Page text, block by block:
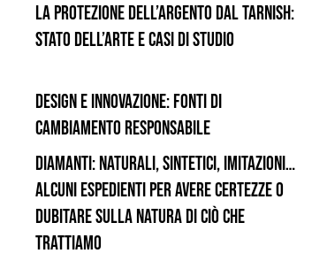
La protezione dell’argento dal tarnish:
stato dell’arte e casi di studio
Design e innovazione: fonti di
cambiamento responsabile
Diamanti: naturali, sintetici, imitazioni…
Alcuni espedienti per avere certezze o
dubitare sulla natura di ciò che
trattiamo